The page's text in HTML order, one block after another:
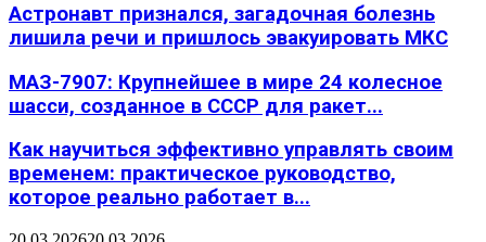
Астронавт признался, загадочная болезнь
лишила речи и пришлось эвакуировать МКС
МАЗ-7907: Крупнейшее в мире 24 колесное
шасси, созданное в СССР для ракет...
Как научиться эффективно управлять своим
временем: практическое руководство,
которое реально работает в...